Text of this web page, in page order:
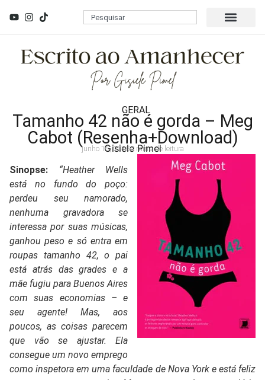
GERAL
Tamanho 42 não é gorda – Meg
Cabot (Resenha+Download)
Gisiele Pimel
junho 15, 20152 mins de leitura
Sinopse:
“Heather Wells
está no fundo do poço:
perdeu seu namorado,
nenhuma gravadora se
interessa por suas músicas,
ganhou peso e só entra em
roupas tamanho 42, o pai
está atrás das grades e a
mãe fugiu para Buenos Aires
com suas economias – e
seu agente! Mas, aos
poucos, as coisas parecem
que vão se ajustar. Ela
consegue um novo emprego
como inspetora em uma faculdade de Nova York e está feliz